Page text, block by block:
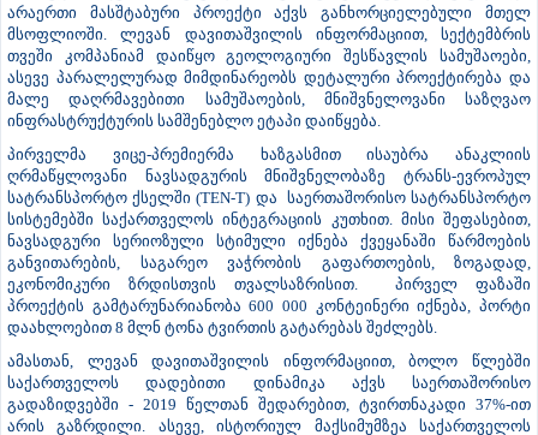
სამეგრელოს რეგიონისთვის“ - განაცხადა ლევან დავითაშვილმა
სიტყვით გამოსვლისას.
ანაკლიის ღრმაწყლოვანი ნავსადგურის ინფრასტრუქტურის
პროექტირება-მშენებლობას, კერძოდ ნავსადგურის აკვატორიის
ზღვის ფსკერის დაღრმავებას და „ტალღმტეხელის“ მოწყობის
სამუშაოებს ბელგიური კომპანია Jan De Nul N.V. ასრულებს, რომელიც
სწორედ საზღვაო-სამშენებლო სამუშაოებზეა სპეციალიზებული და
არაერთი მასშტაბური პროექტი აქვს განხორციელებული მთელ
მსოფლიოში. ლევან დავითაშვილის ინფორმაციით, სექტემბრის
თვეში კომპანიამ დაიწყო გეოლოგიური შესწავლის სამუშაოები,
ასევე პარალელურად მიმდინარეობს დეტალური პროექტირება და
მალე დაღრმავებითი სამუშაოების, მნიშვნელოვანი საზღვაო
ინფრასტრუქტურის სამშენებლო ეტაპი დაიწყება.
პირველმა ვიცე-პრემიერმა ხაზგასმით ისაუბრა ანაკლიის
ღრმაწყლოვანი ნავსადგურის მნიშვნელობაზე ტრანს-ევროპულ
სატრანსპორტო ქსელში (TEN-T) და საერთაშორისო სატრანსპორტო
სისტემებში საქართველოს ინტეგრაციის კუთხით. მისი შეფასებით,
ნავსადგური სერიოზული სტიმული იქნება ქვეყანაში წარმოების
განვითარების, საგარეო ვაჭრობის გაფართოების, ზოგადად,